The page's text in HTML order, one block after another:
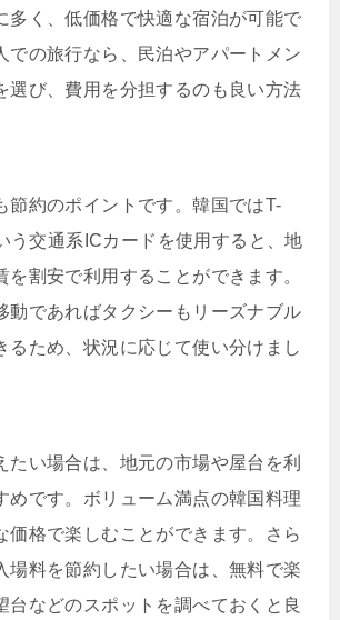
多く、低価格で快適な宿泊が可能で
での旅行なら、民泊やアパートメン
選び、費用を分担するのも良い方法
節約のポイントです。韓国ではT-
う交通系ICカードを使用すると、地
を割安で利用することができます。
動であればタクシーもリーズナブル
るため、状況に応じて使い分けまし
たい場合は、地元の市場や屋台を利
めです。ボリューム満点の韓国料理
価格で楽しむことができます。さら
場料を節約したい場合は、無料で楽
台などのスポットを調べておくと良